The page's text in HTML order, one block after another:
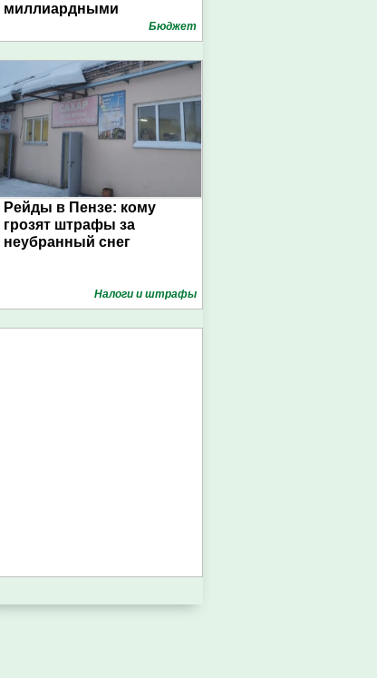
миллиардными
Бюджет
Рейды в Пензе: кому
грозят штрафы за
неубранный снег
Налоги и штрафы